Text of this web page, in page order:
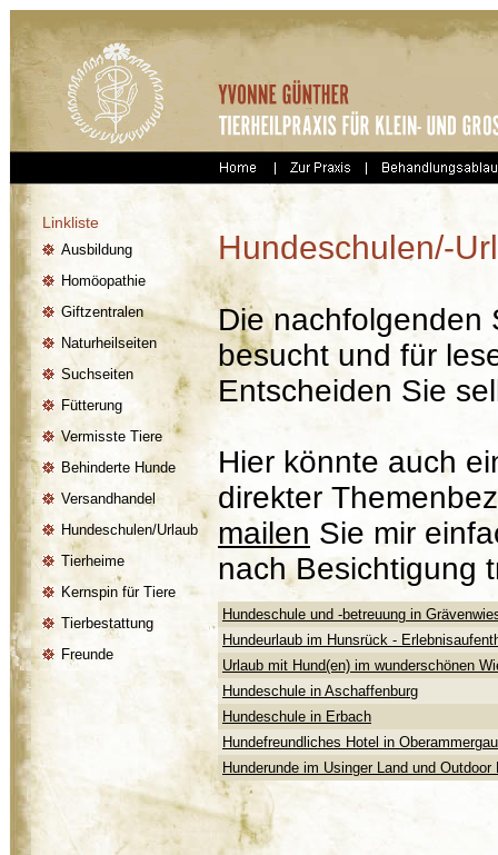
Linkliste
Ausbildung
Homöopathie
Giftzentralen
Naturheilseiten
Suchseiten
Fütterung
Vermisste Tiere
Behinderte Hunde
Versandhandel
Hundeschulen/Urlaub
Tierheime
Kernspin für Tiere
Tierbestattung
Freunde
Hundeschulen/-
Die nachfolgenden
besucht und für
Entscheiden Sie
Hier könnte auch
direkter
mailen Sie mir
nach Besichtigung
Hundeschule und -betreuung in
Hundeurlaub im Hunsrück -
Urlaub mit Hund(en) im wunderschönen
Hundeschule in Aschaffenburg
Hundeschule in Erbach
Hundefreundliches Hotel in
Hunderunde im Usinger Land und